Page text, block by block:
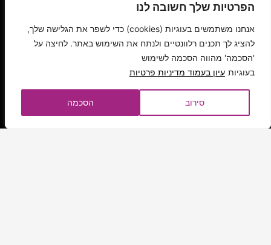
הפרטיות שלך חשובה לנו
אנחנו משתמשים בעוגיות (cookies) כדי לשפר את הגלישה שלך,
להציג לך תכנים רלוונטיים ולנתח את השימוש באתר. לחיצה על
'הסכמה' מהווה הסכמה לשימוש
בעוגיות עיון בעמוד מדיניות פרטיות
סירוב הסכמה